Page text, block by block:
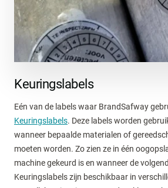
Keuringslabels
Eén van de labels waar BrandSafway
Keuringslabels. Deze labels worden
wanneer bepaalde materialen of
moeten worden. Zo zien ze in één
machine gekeurd is en wanneer de
Keuringslabels zijn beschikbaar in